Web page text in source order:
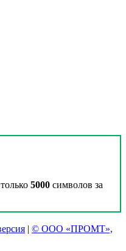
5000 символов за
| © ООО «ПРОМТ»,